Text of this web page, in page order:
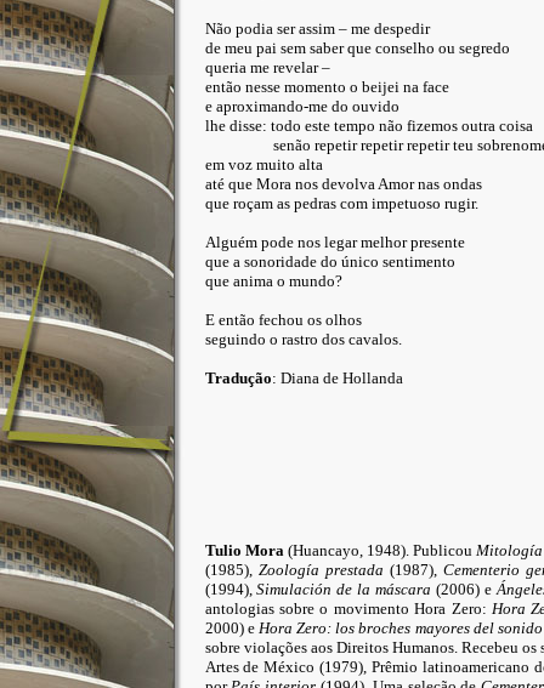
Não podia ser assim – me despedir
de meu pai sem saber que conselho ou segredo
queria me revelar –
então nesse momento o beijei na face
e aproximando-me do ouvido
lhe disse: todo este tempo não fizemos outra coisa
senão repetir repetir repetir teu
em voz muito alta
até que Mora nos devolva Amor nas ondas
que roçam as pedras com impetuoso rugir.
Alguém pode nos legar melhor presente
que a sonoridade do único sentimento
que anima o mundo?
E então fechou os olhos
seguindo o rastro dos cavalos.
Tradução: Diana de Hollanda
Tulio Mora (Huancayo, 1948). Publicou Mitología
(1985), Zoología prestada (1987), Cementerio
(1994),Simulación de la máscara (2006) e
antologias sobre o movimento Hora Zero: Hora
2000) e Hora Zero: los broches mayores del sonido
sobre violações aos Direitos Humanos. Recebeu
Artes de México (1979), Prêmio latinoamericano